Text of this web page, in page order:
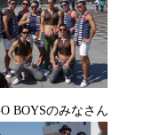
BOYSのみなさん